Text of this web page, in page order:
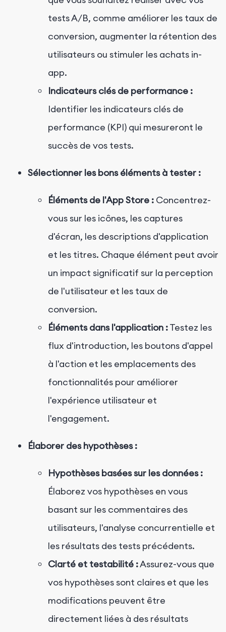
tests A/B, comme améliorer les taux de
conversion, augmenter la rétention des
utilisateurs ou stimuler les achats in-
app.
Indicateurs clés de performance :
Identifier les indicateurs clés de
performance (KPI) qui mesureront le
succès de vos tests.
Sélectionner les bons éléments à tester :
Éléments de l'App Store : Concentrez-
vous sur les icônes, les captures
d'écran, les descriptions d'application
et les titres. Chaque élément peut avoir
un impact significatif sur la perception
de l'utilisateur et les taux de
conversion.
Éléments dans l'application :Testez les
flux d'introduction, les boutons d'appel
à l'action et les emplacements des
fonctionnalités pour améliorer
l'expérience utilisateur et
l'engagement.
Élaborer des hypothèses :
Hypothèses basées sur les données :
Élaborez vos hypothèses en vous
basant sur les commentaires des
utilisateurs, l'analyse concurrentielle et
les résultats des tests précédents.
Clarté et testabilité :Assurez-vous que
vos hypothèses sont claires et que les
modifications peuvent être
directement liées à des résultats